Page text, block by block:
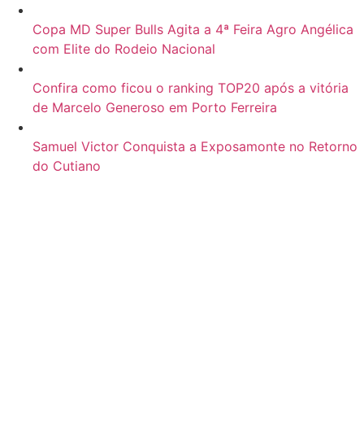
Copa MD Super Bulls Agita a 4ª Feira Agro Angélica
com Elite do Rodeio Nacional
Confira como ficou o ranking TOP20 após a vitória
de Marcelo Generoso em Porto Ferreira
Samuel Victor Conquista a Exposamonte no Retorno
do Cutiano